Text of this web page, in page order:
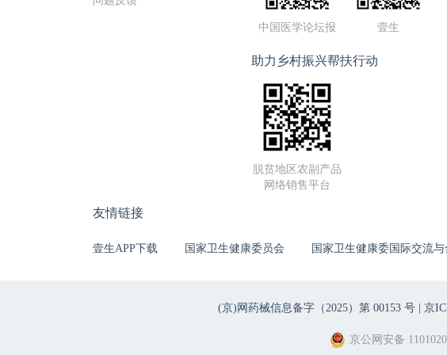
中国医学论坛报 壹生
助力乡村振兴帮扶行动
脱贫地区农副产品
网络销售平台
友情链接
壹生APP下载 国家卫生健康委员会 国家卫生健康委国际交流
(京)网药械信息备字（2025）第 00153 号 | 京
京公网安备